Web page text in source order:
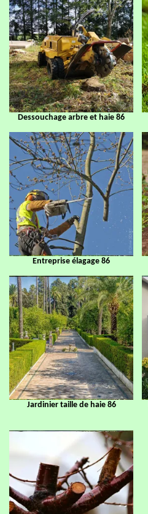
Dessouchage arbre et haie 86
Entreprise élagage 86
Jardinier taille de haie 86